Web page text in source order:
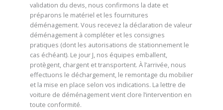
validation du devis, nous confirmons la date et
préparons le matériel et les fournitures
déménagement. Vous recevez la déclaration de valeur
déménagement à compléter et les consignes
pratiques (dont les autorisations de stationnement le
cas échéant). Le jour J, nos équipes emballent,
protègent, chargent et transportent. À l’arrivée, nous
effectuons le déchargement, le remontage du mobilier
et la mise en place selon vos indications. La lettre de
voiture de déménagement vient clore l’intervention en
toute conformité.